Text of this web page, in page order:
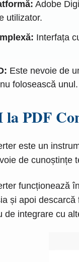
Adobe
utilizator.
Interfața
Este nevoie de
folosească unul.
PDF
este un
de cunoștințe
funcționează
și apoi
de integrare cu